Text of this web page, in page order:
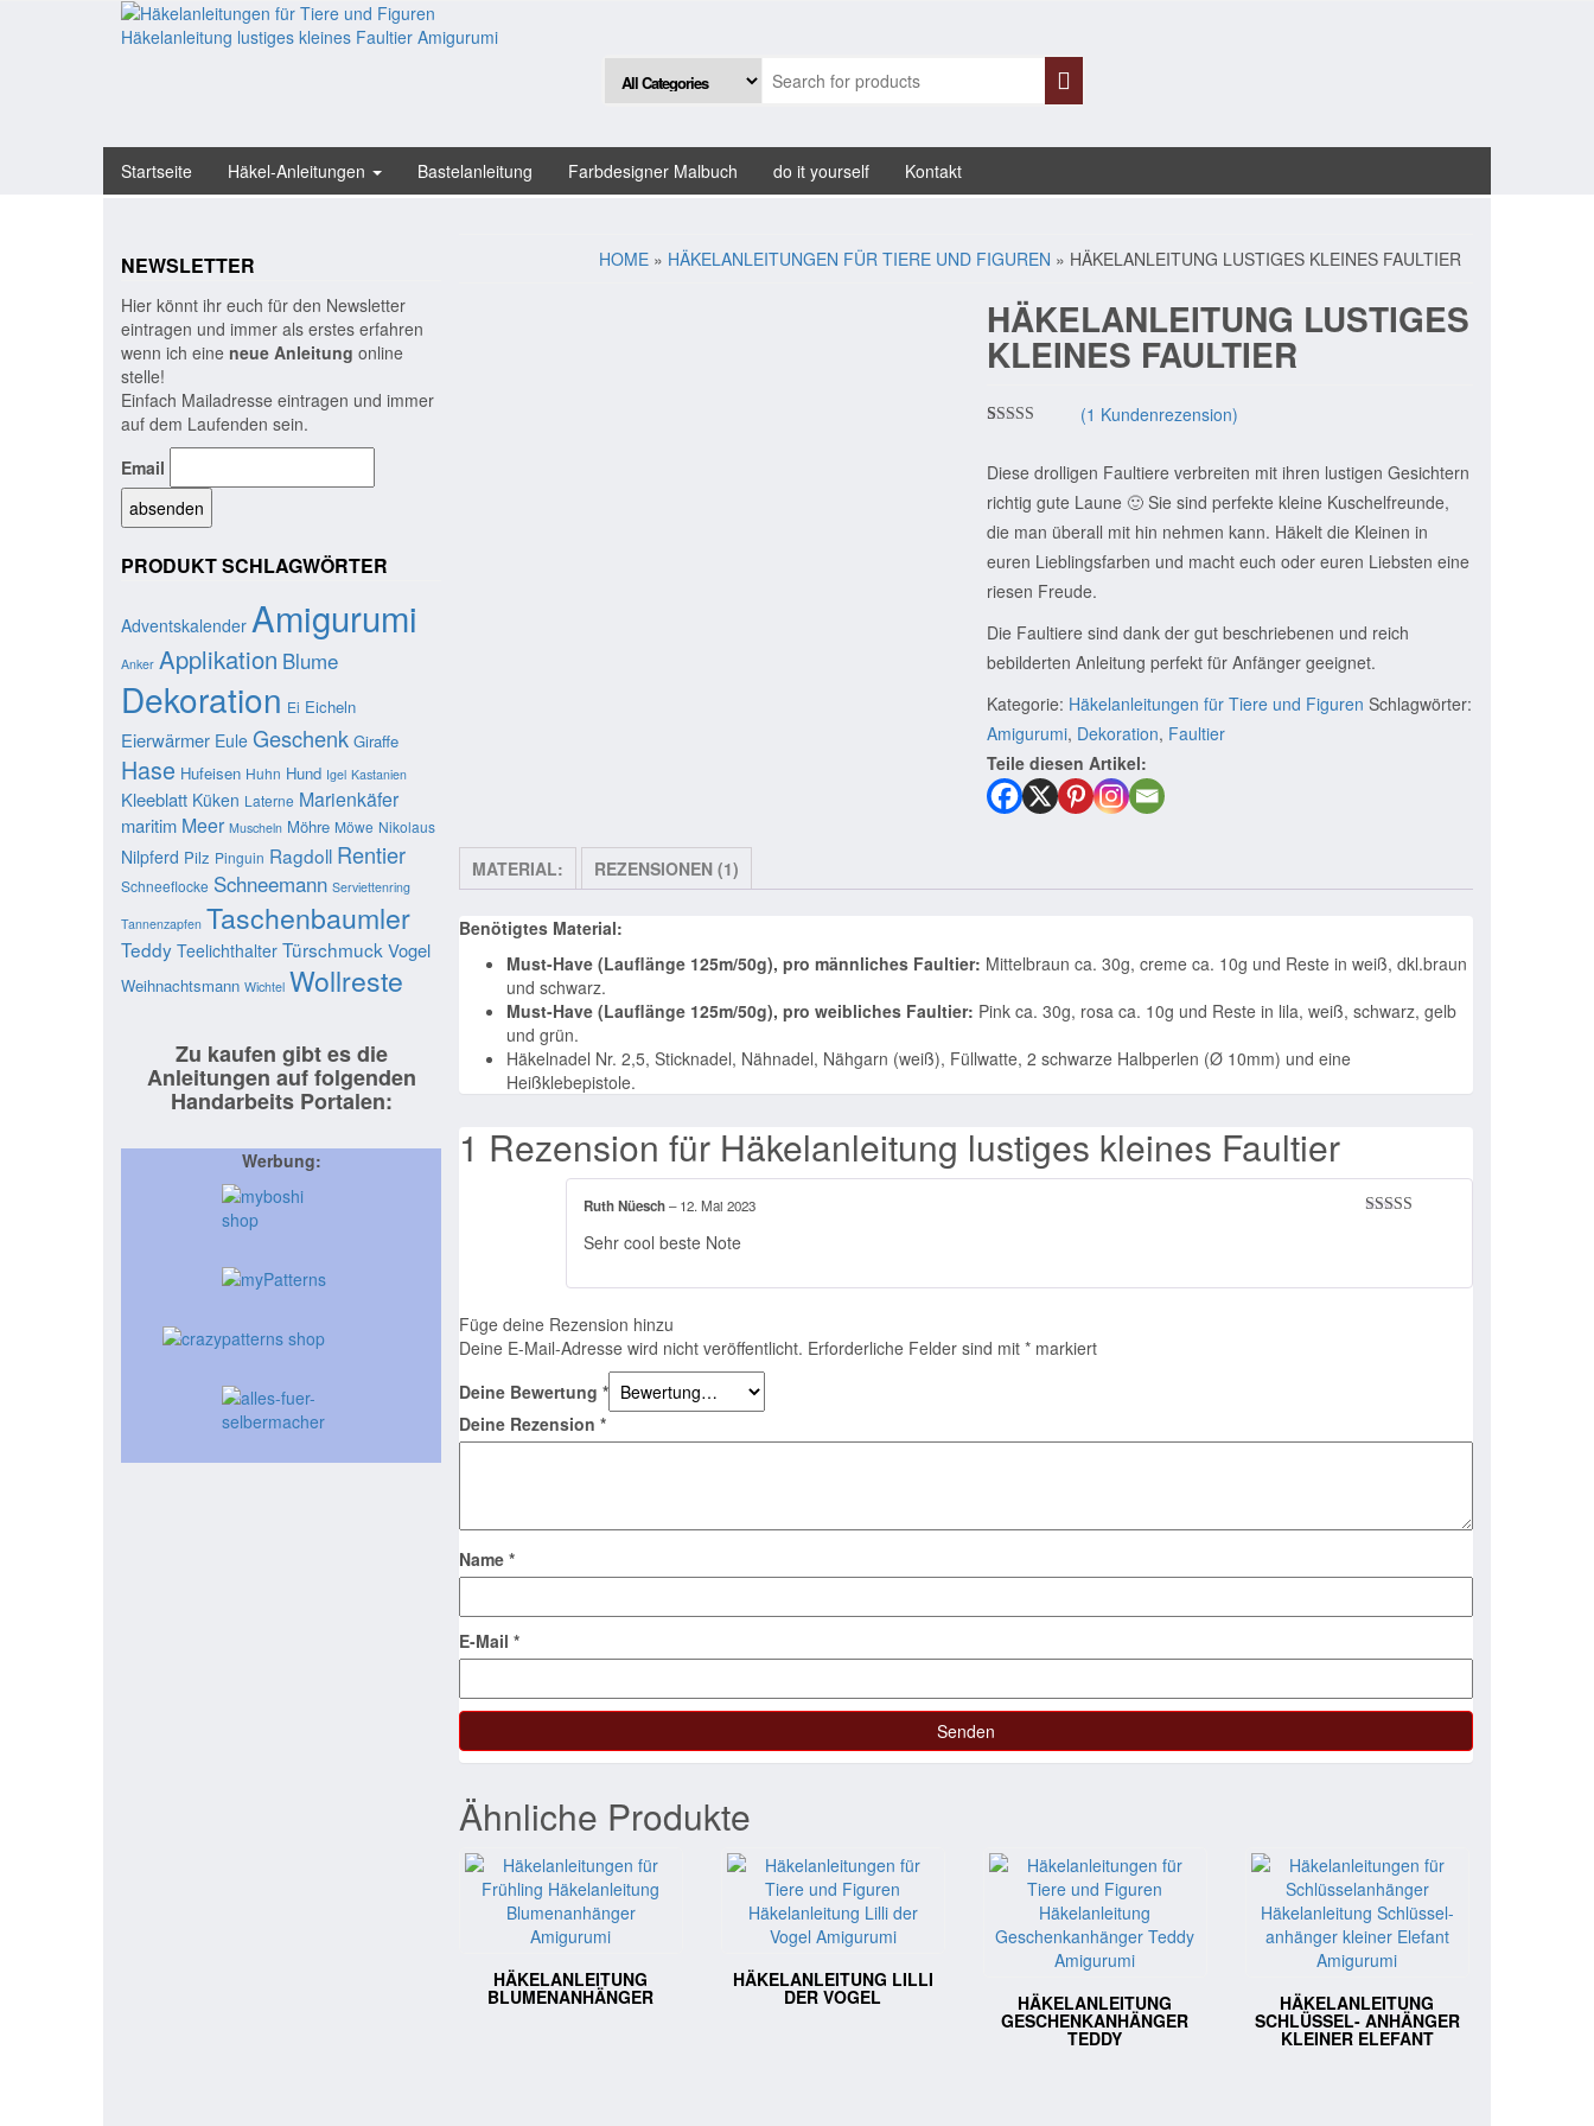
Startseite Häkel-Anleitungen Bastelanleitung Farbdesigner Malbuch do it yourself Kontakt
NEWSLETTER
Hier könnt ihr euch für den Newsletter
eintragen und immer als erstes erfahren
wenn ich eine neue Anleitung online
stelle!
Einfach Mailadresse eintragen und immer
auf dem Laufenden sein.
Email
PRODUKT SCHLAGWÖRTER
Adventskalender Amigurumi
Anker Applikation Blume
Dekoration Ei Eicheln
Eierwärmer Eule Geschenk Giraffe
Hase Hufeisen Huhn Hund Igel Kastanien
Kleeblatt Küken Laterne Marienkäfer
maritim Meer Muscheln Möhre Möwe Nikolaus
Nilpferd Pilz Pinguin Ragdoll Rentier
Schneeflocke Schneemann Serviettenring
Tannenzapfen Taschenbaumler
Teddy Teelichthalter Türschmuck Vogel
Weihnachtsmann Wichtel Wollreste
Zu kaufen gibt es die
Anleitungen auf folgenden
Handarbeits Portalen:
Werbung:
HOME » HÄKELANLEITUNGEN FÜR TIERE UND FIGUREN » HÄKELANLEITUNG LUSTIGES KLEINES FAULTIER
HÄKELANLEITUNG LUSTIGES
KLEINES FAULTIER
basierend auf
Kundenbewertung
(1 Kundenrezension)
Diese drolligen Faultiere verbreiten mit ihren lustigen Gesichtern
richtig gute Laune 🙂 Sie sind perfekte kleine Kuschelfreunde,
die man überall mit hin nehmen kann. Häkelt die Kleinen in
euren Lieblingsfarben und macht euch oder euren Liebsten eine
riesen Freude.
Die Faultiere sind dank der gut beschriebenen und reich
bebilderten Anleitung perfekt für Anfänger geeignet.
Kategorie: Häkelanleitungen für Tiere und Figuren Schlagwörter:
Amigurumi, Dekoration, Faultier
Teile diesen Artikel:
MATERIAL: REZENSIONEN (1)
Benötigtes Material:
Must-Have (Lauflänge 125m/50g), pro männliches Faultier: Mittelbraun ca. 30g, creme ca. 10g und Reste in weiß, dkl.braun
und schwarz.
Must-Have (Lauflänge 125m/50g), pro weibliches Faultier: Pink ca. 30g, rosa ca. 10g und Reste in lila, weiß, schwarz, gelb
und grün.
Häkelnadel Nr. 2,5, Sticknadel, Nähnadel, Nähgarn (weiß), Füllwatte, 2 schwarze Halbperlen (Ø 10mm) und eine
Heißklebepistole.
1 Rezension für Häkelanleitung lustiges kleines Faultier
Ruth Nüesch– 12. Mai 2023
Sehr cool beste Note
Füge deine Rezension hinzu
Deine E-Mail-Adresse wird nicht veröffentlicht. Erforderliche Felder sind mit * markiert
Deine Bewertung *
Deine Rezension *
Name *
E-Mail *
Ähnliche Produkte
HÄKELANLEITUNG
BLUMENANHÄNGER
HÄKELANLEITUNG LILLI
DER VOGEL HÄKELANLEITUNG
GESCHENKANHÄNGER
TEDDY
HÄKELANLEITUNG
SCHLÜSSEL- ANHÄNGER
KLEINER ELEFANT